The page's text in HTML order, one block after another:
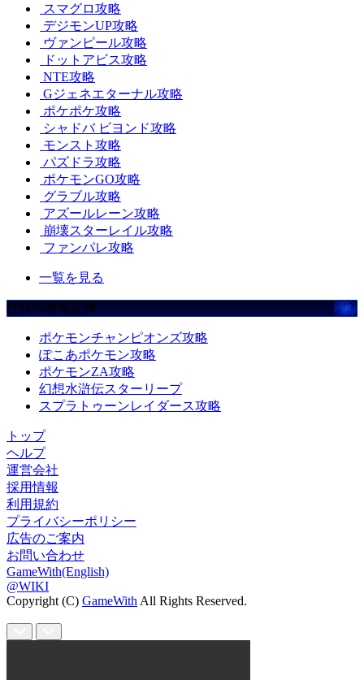
スマグロ攻略
デジモンUP攻略
ヴァンピール攻略
ドットアビス攻略
NTE攻略
Gジェネエターナル攻略
ポケポケ攻略
シャドバ ビヨンド攻略
モンスト攻略
パズドラ攻略
ポケモンGO攻略
グラブル攻略
アズールレーン攻略
崩壊スターレイル攻略
ファンパレ攻略
一覧を見る
注目の攻略記事
ポケモンチャンピオンズ攻略
ぽこあポケモン攻略
ポケモンZA攻略
幻想水滸伝スターリープ
スプラトゥーンレイダース攻略
トップ
ヘルプ
運営会社
採用情報
利用規約
プライバシーポリシー
広告のご案内
お問い合わせ
GameWith(English)
@WIKI
Copyright (C) GameWith All Rights Reserved.